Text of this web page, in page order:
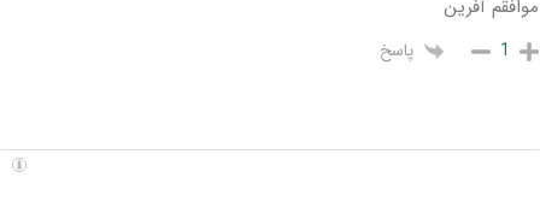
موافقم آفرین
1 پاسخ